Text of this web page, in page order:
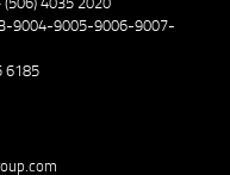
9004-9005-9006-9007-
6185